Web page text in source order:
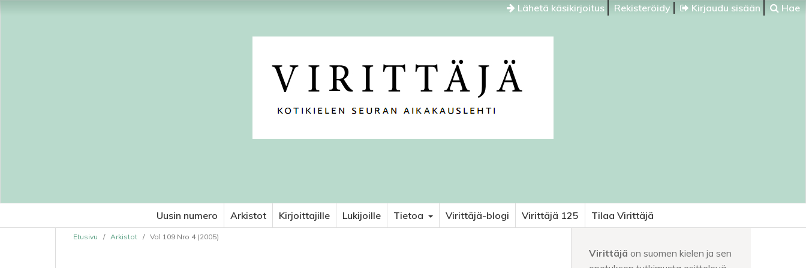
Lähetä käsikirjoitus Rekisteröidy Kirjaudu sisään Hae
Uusin numero Arkistot Kirjoittajille Lukijoille Tietoa Virittäjä-blogi Virittäjä 125 Tilaa Virittäjä
Etusivu / Arkistot / Vol 109 Nro 4 (2005)
Virittäjä on suomen kielen ja sen